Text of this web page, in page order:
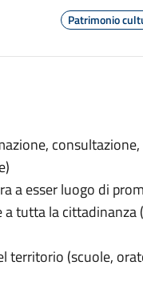
Patrimonio
a esser luogo di
tutta la cittadinanza
territorio (scuole,